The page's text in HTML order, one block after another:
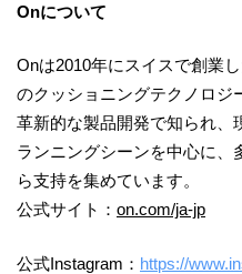
Onについて
Onは2010年にスイスで創業
のクッショニングテクノロジ
革新的な製品開発で知られ、
ランニングシーンを中心に、
ら支持を集めています。
公式サイト： on.com/ja-jp
公式Instagram： https://